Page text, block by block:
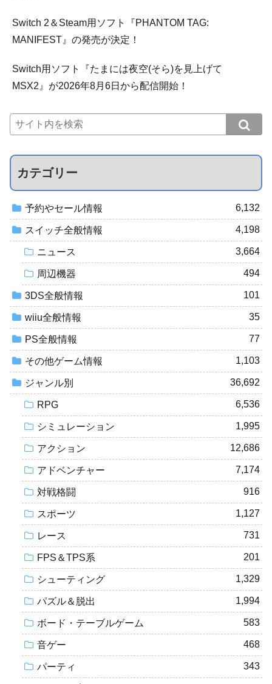
Switch 2＆Steam用ソフト『PHANTOM TAG:
MANIFEST』の発売が決定！
Switch用ソフト『たまには夜空(そら)を見上げて
MSX2』が2026年8月6日から配信開始！
カテゴリー
予約やセール情報 6,132
スイッチ全般情報 4,198
ニュース 3,664
周辺機器 494
3DS全般情報 101
wiiu全般情報 35
PS全般情報 77
その他ゲーム情報 1,103
ジャンル別 36,692
RPG 6,536
シミュレーション 1,995
アクション 12,686
アドベンチャー 7,174
対戦格闘 916
スポーツ 1,127
レース 731
FPS＆TPS系 201
シューティング 1,329
パズル＆脱出 1,994
ボード・テーブルゲーム 583
音ゲー 468
パーティ 343